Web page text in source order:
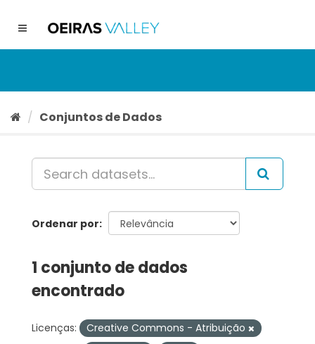
conteúdo
Toggle
Conjuntos de Dados
Ordenar por
1 conjunto de dados
encontrado
Licenças:
Creative Commons - Atribuição